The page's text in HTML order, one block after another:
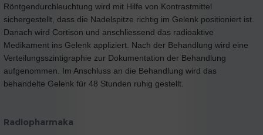
Röntgendurchleuchtung wird mit Hilfe von Kontrastmittel
sichergestellt, dass die Nadelspitze richtig im Gelenk positioniert ist.
Danach wird Cortison und anschliessend das radioaktive
Medikament ins Gelenk appliziert. Nach der Behandlung wird eine
Verteilungsszintigraphie zur Dokumentation der Behandlung
aufgenommen. Im Anschluss an die Behandlung wird das
behandelte Gelenk für 48 Stunden ruhig gestellt.
Radiopharmaka